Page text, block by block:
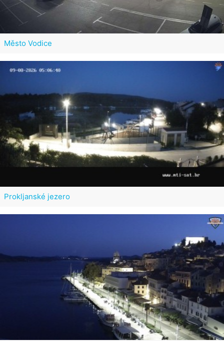
Město Vodice
Prokljanské jezero